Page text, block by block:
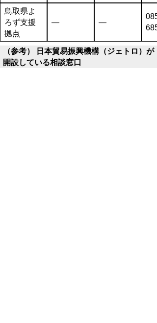
鳥取県よ
ろず支援
拠点
― ―
（参考） 日本貿易振興機構（ジェトロ）が
開設している相談窓口